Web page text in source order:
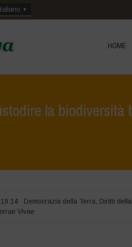
HOME
la
Democrazia della Terra, Diritti
Vivae